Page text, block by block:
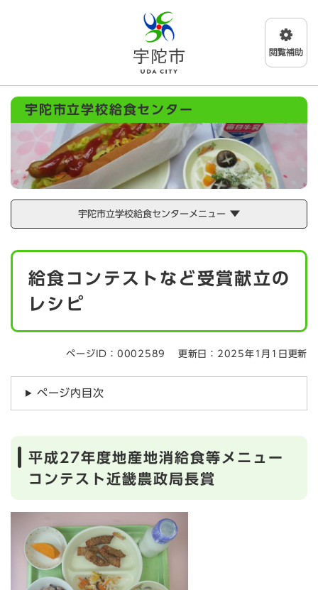
メニューを飛ばして本文へ
宇陀市立学校給食センター
宇陀市立学校給食センターメニュー
本
給食コンテストなど受賞献立の
レシピ
ページID：0002589 更新日：2025年1月1日更新
ページ内目次
平成27年度地産地消給食等メニュー
コンテスト近畿農政局長賞